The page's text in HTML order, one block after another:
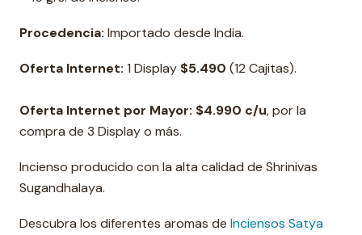
Procedencia: Importado desde India.
Oferta Internet: 1 Display $5.490 (12 Cajitas).
Oferta Internet por Mayor: $4.990 c/u, por la
compra de 3 Display o más.
Incienso producido con la alta calidad de Shrinivas
Sugandhalaya.
Descubra los diferentes aromas de Inciensos Satya